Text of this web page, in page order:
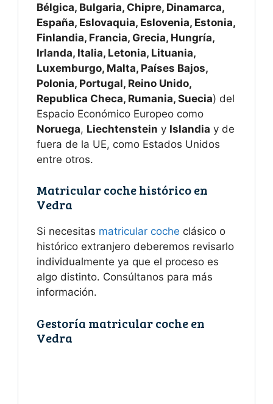
Bélgica, Bulgaria, Chipre, Dinamarca,
España, Eslovaquia, Eslovenia, Estonia,
Finlandia, Francia, Grecia, Hungría,
Irlanda, Italia, Letonia, Lituania,
Luxemburgo, Malta, Países Bajos,
Polonia, Portugal, Reino Unido,
Republica Checa, Rumania, Suecia) del
Espacio Económico Europeo como
Noruega, Liechtenstein y Islandia y de
fuera de la UE, como Estados Unidos
entre otros.
Matricular coche histórico en
Vedra
Si necesitas matricular coche clásico o
histórico extranjero deberemos revisarlo
individualmente ya que el proceso es
algo distinto. Consúltanos para más
información.
Gestoría matricular coche en
Vedra